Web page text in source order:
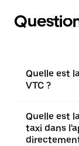
Quelle est
VTC ?
Quelle est
taxi dans